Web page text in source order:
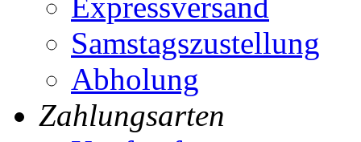
Samstagszustellung
Abholung
Zahlungsarten